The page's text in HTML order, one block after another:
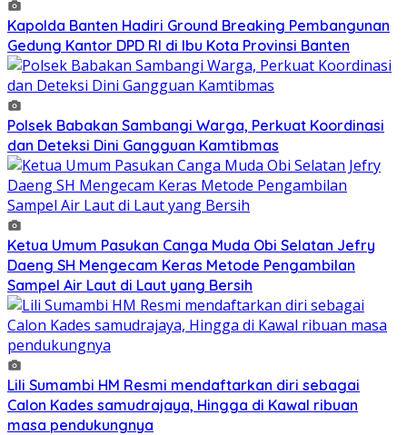
Kapolda Banten Hadiri Ground Breaking Pembangunan
Gedung Kantor DPD RI di Ibu Kota Provinsi Banten
Polsek Babakan Sambangi Warga, Perkuat Koordinasi
dan Deteksi Dini Gangguan Kamtibmas
Ketua Umum Pasukan Canga Muda Obi Selatan Jefry
Daeng SH Mengecam Keras Metode Pengambilan
Sampel Air Laut di Laut yang Bersih
Lili Sumambi HM Resmi mendaftarkan diri sebagai
Calon Kades samudrajaya, Hingga di Kawal ribuan
masa pendukungnya